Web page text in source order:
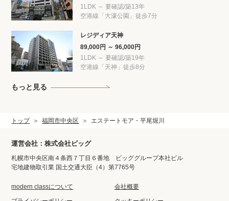
1LDK ～ 要確認/築13年
空港線「大濠公園」徒歩7分
レジディア天神
89,000円 ～ 96,000円
1LDK ～ 要確認/築19年
空港線「天神」徒歩8分
もっと見る
トップ 福岡市中央区 エステートモア・平尾堀川
運営会社：株式会社ビッグ
札幌市中央区南４条西７丁目６番地 ビッググループ本社ビル
宅地建物取引業 国土交通大臣（4）第7765号
modern classについて
会社概要